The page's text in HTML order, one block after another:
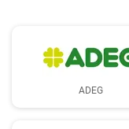
ADEG